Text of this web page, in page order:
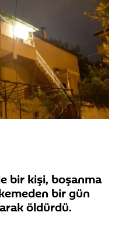
bir kişi, boşanma
bir gün
öldürdü.